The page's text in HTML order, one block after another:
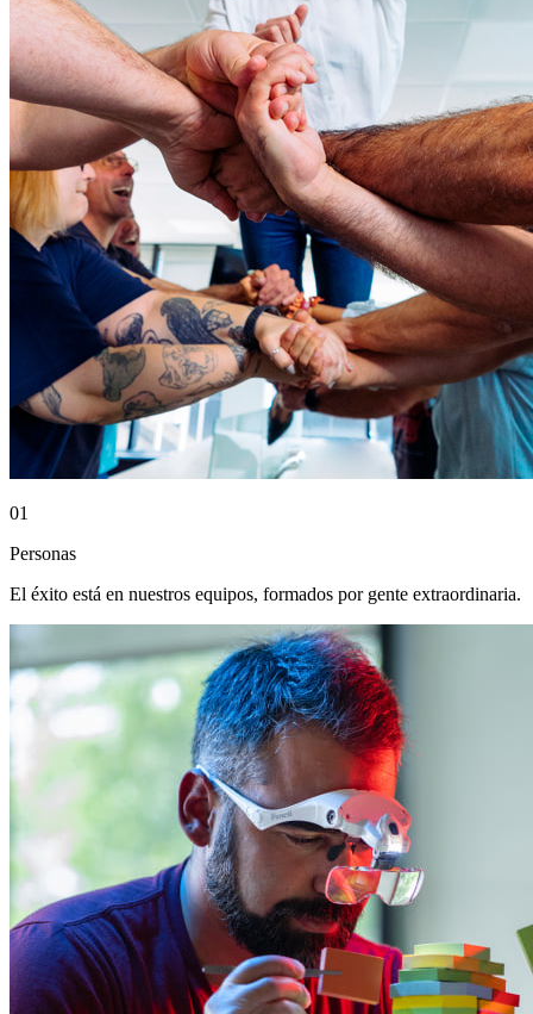
01
Personas
El éxito está en nuestros equipos, formados por gente extraordinaria.